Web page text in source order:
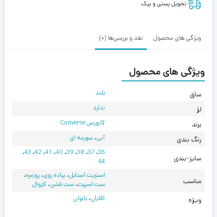
Chuck
Blue
تحویل پستی و پیک
ویژگی های محصول نقد و بررسی‌ها (0)
ویژگی های محصول
ساق بلند
لژ ندارد
برند کانورس Converse
رنگ بندی آبی،سورمه ای
سایز-بندی
36،37، 38، 39، 40، 41،42، 43،
44
مناسب
استریت استایل،پیاده روی،روزمره،
ست اسپرت،ست فشن، کژوال
ویژه آقایان،بانوان